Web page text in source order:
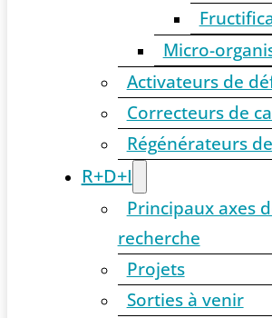
Micro-
Activateurs de
Correcteurs de
Régénérateurs
R+D+I
Principaux axes
recherche
Projets
Sorties à venir